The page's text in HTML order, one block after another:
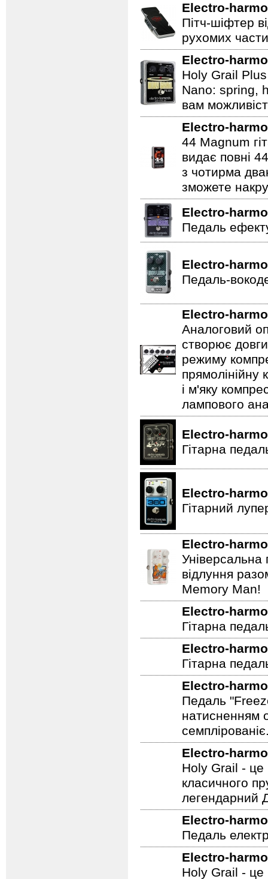
Electro-
Пітч-шіфтер
рухомих
Electro-
Holy Grail Plus
Nano: spring,
вам
Electro-
44 Magnum
видає повні
з чотирма
зможете
Electro-
Педаль
Electro-
Педаль-
Electro-
Аналоговий
створює
режиму
прямолінійну
і м'яку
лампового
Electro-
Гітарна
Electro-
Гітарний
Electro-
Універсальна
відлуння
Memory Man!
Electro-
Гітарна
Electro-
Гітарна
Electro-
Педаль
натисненням
Electro-
Holy Grail - це
класичного
легендарний
Electro-
Педаль